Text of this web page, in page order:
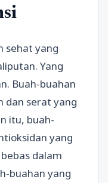
sehat yang
Yang
Buah-buahan
dan serat yang
itu, buah-
yang
dalam
buahan yang